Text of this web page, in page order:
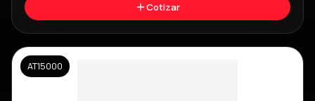
Cotizar
AT15000